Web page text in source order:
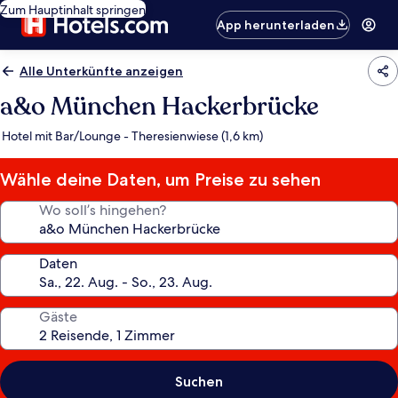
Zum Hauptinhalt springen
App herunterladen
Alle Unterkünfte anzeigen
a&o München Hackerbrücke
Hotel mit Bar/Lounge - Theresienwiese (1,6 km)
Wähle deine Daten, um Preise zu sehen
Wo soll’s hingehen?
Daten
Gäste
Suchen